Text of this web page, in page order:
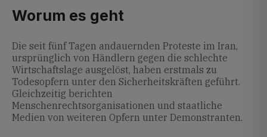
Worum es geht
Die seit fünf Tagen andauernden Proteste im Iran,
ursprünglich von Händlern gegen die schlechte
Wirtschaftslage ausgelöst, haben erstmals zu
Todesopfern unter den Sicherheitskräften geführt.
Gleichzeitig berichten
Menschenrechtsorganisationen und staatliche
Medien von weiteren Opfern unter Demonstranten.